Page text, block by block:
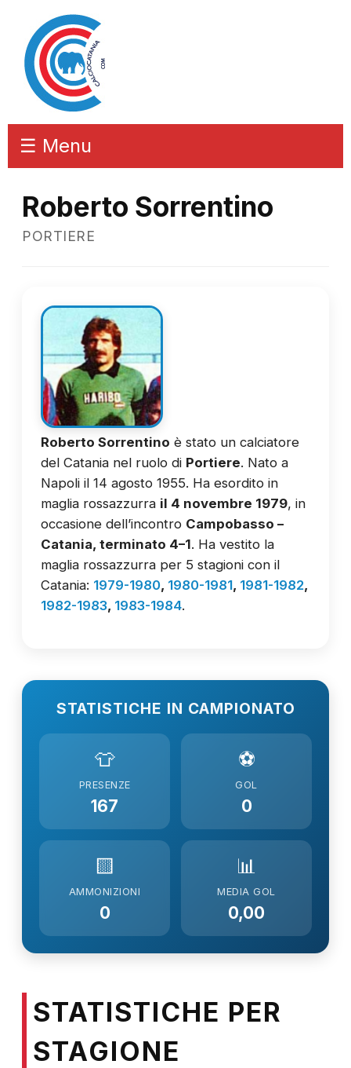
☰ Menu
Roberto Sorrentino
PORTIERE
Roberto Sorrentino è stato un calciatore
del Catania nel ruolo di Portiere. Nato a
Napoli il 14 agosto 1955. Ha esordito in
maglia rossazzurra il 4 novembre 1979, in
occasione dell’incontro Campobasso –
Catania, terminato 4–1. Ha vestito la
maglia rossazzurra per 5 stagioni con il
Catania: 1979-1980, 1980-1981, 1981-1982,
1982-1983, 1983-1984.
STATISTICHE IN CAMPIONATO
👕
PRESENZE
167
⚽
GOL
0
🟨
AMMONIZIONI
0
📊
MEDIA GOL
0,00
STATISTICHE PER
STAGIONE